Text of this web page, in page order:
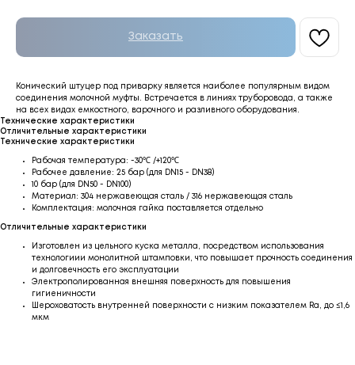
Заказать
Конический штуцер под приварку является наиболее популярным видом
соединения молочной муфты. Встречается в линиях труборовода, а также
на всех видах емкостного, варочного и разливного оборудования.
Технические характеристики
Отличительные характеристики
Технические характеристики
Рабочая температура: -30℃ /+120℃
Рабочее давление: 25 бар (для DN15 - DN38)
10 бар (для DN50 - DN100)
Материал: 304 нержавеющая сталь / 316 нержавеющая сталь
Комплектация: молочная гайка поставляется отдельно
Отличительные характеристики
Изготовлен из цельного куска металла, посредством использования
технологиии монолитной штамповки, что повышает прочность соединения
и долговечность его эксплуатации
Электрополированная внешняя поверхность для повышения
гигиеничности
Шероховатость внутренней поверхности с низким показателем Ra, до ≤1,6
мкм